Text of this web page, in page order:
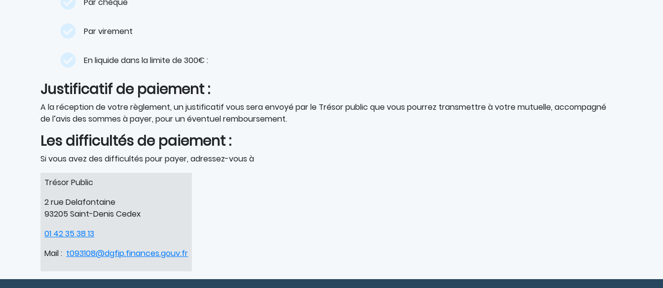
Par chèque
Par virement
En liquide dans la limite de 300€ :
Justificatif de paiement :
A la réception de votre règlement, un justificatif vous sera envoyé par le Trésor public que vous pourrez transmettre à votre mutuelle, accompagné
de l’avis des sommes à payer, pour un éventuel remboursement.
Les difficultés de paiement :
Si vous avez des difficultés pour payer, adressez-vous à
Trésor Public
2 rue Delafontaine
93205 Saint-Denis Cedex
01 42 35 38 13
Mail : t093108@dgfip.finances.gouv.fr